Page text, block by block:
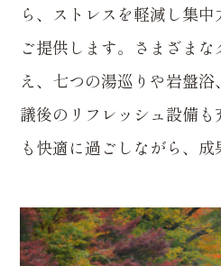
ら、ストレスを軽減し集
ご提供します。さまざま
え、七つの湯巡りや岩盤
議後のリフレッシュ設備
も快適に過ごしながら、成